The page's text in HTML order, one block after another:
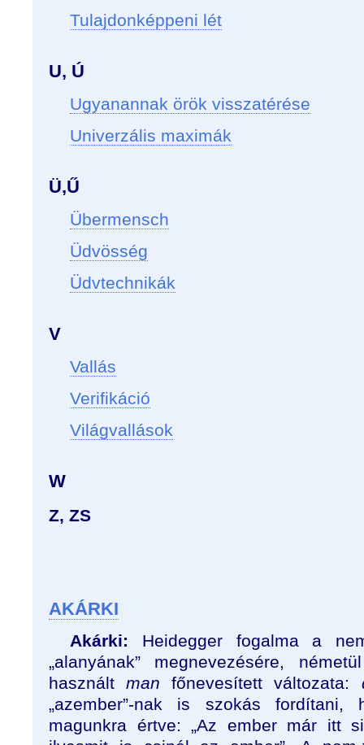
Tulajdonképpeni lét
U, Ú
Ugyanannak örök visszatérése
Univerzális maximák
Ü,Ű
Übermensch
Üdvösség
Üdvtechnikák
V
Vallás
Verifikáció
Világvallások
W
Z, ZS
AKÁRKI
Akárki: Heidegger fogalma a
„alanyának” megnevezésére,
használtman főnevesített változata:
„azember”-nak is szokás fordítani,
magunkra értve: „Az ember már itt